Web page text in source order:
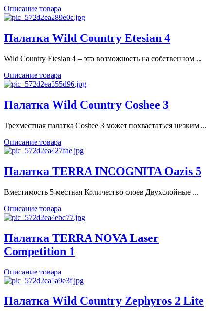
Описание товара
Палатка Wild Country Etesian 4
Wild Country Etesian 4 – это возможность на собственном ...
Описание товара
Палатка Wild Country Coshee 3
Трехместная палатка Coshee 3 может похвастаться низким ...
Описание товара
Палатка TERRA INCOGNITA Oazis 5
Вместимость 5-местная Количество слоев Двухслойные ...
Описание товара
Палатка TERRA NOVA Laser
Competition 1
Описание товара
Палатка Wild Country Zephyros 2 Lite